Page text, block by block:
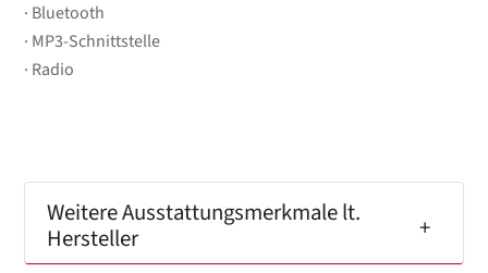
Bluetooth
MP3-Schnittstelle
Radio
Weitere Ausstattungsmerkmale lt.
Hersteller